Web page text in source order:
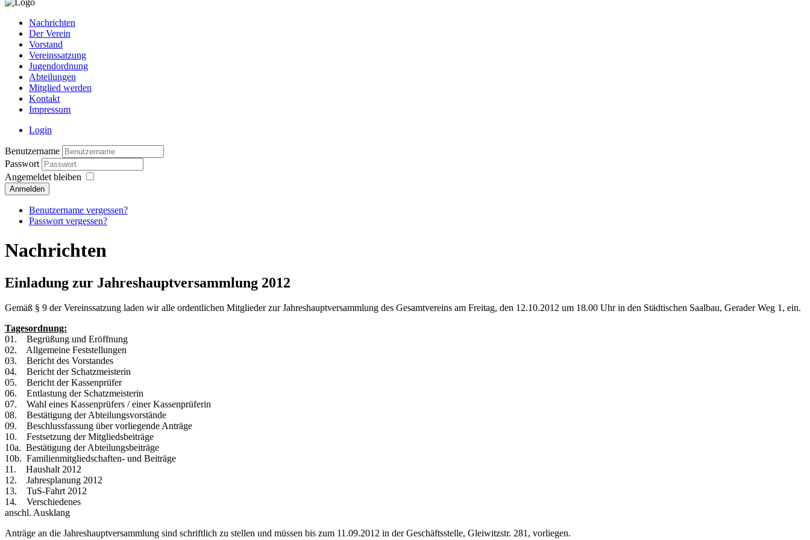
Nachrichten
Der Verein
Vorstand
Vereinssatzung
Jugendordnung
Abteilungen
Mitglied werden
Kontakt
Impressum
Login
Benutzername
Passwort
Angemeldet bleiben
Anmelden
Benutzername vergessen?
Passwort vergessen?
Nachrichten
Einladung zur Jahreshauptversammlung 2012
Gemäß § 9 der Vereinssatzung laden wir alle ordentlichen Mitglieder zur Jahreshauptversammlung des Gesamtvereins am Freitag, den 12.10.2012 um 18.00 Uhr in den Städtischen Saalbau, Gerader Weg 1, ein.
Tagesordnung:
01. Begrüßung und Eröffnung
02. Allgemeine Feststellungen
03. Bericht des Vorstandes
04. Bericht der Schatzmeisterin
05. Bericht der Kassenprüfer
06. Entlastung der Schatzmeisterin
07. Wahl eines Kassenprüfers / einer Kassenprüferin
08. Bestätigung der Abteilungsvorstände
09. Beschlussfassung über vorliegende Anträge
10. Festsetzung der Mitgliedsbeiträge
10a. Bestätigung der Abteilungsbeiträge
10b. Familienmitgliedschaften- und Beiträge
11. Haushalt 2012
12. Jahresplanung 2012
13. TuS-Fahrt 2012
14. Verschiedenes
anschl. Ausklang
Anträge an die Jahreshauptversammlung sind schriftlich zu stellen und müssen bis zum 11.09.2012 in der Geschäftsstelle, Gleiwitzstr. 281, vorliegen.